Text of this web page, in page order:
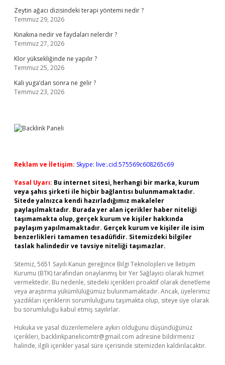
Zeytin ağacı dizisindeki terapi yöntemi nedir ?
Temmuz 29, 2026
Kınakına nedir ve faydaları nelerdir ?
Temmuz 27, 2026
Klor yüksekliğinde ne yapılır ?
Temmuz 25, 2026
Kali yuga’dan sonra ne gelir ?
Temmuz 23, 2026
Reklam ve İletişim: Skype: live:.cid.575569c608265c69
Yasal Uyarı: Bu internet sitesi, herhangi bir marka, kurum
veya şahıs şirketi ile hiçbir bağlantısı bulunmamaktadır.
Sitede yalnızca kendi hazırladığımız makaleler
paylaşılmaktadır. Burada yer alan içerikler haber niteliği
taşımamakta olup, gerçek kurum ve kişiler hakkında
paylaşım yapılmamaktadır. Gerçek kurum ve kişiler ile isim
benzerlikleri tamamen tesadüfidir. Sitemizdeki bilgiler
taslak halindedir ve tavsiye niteliği taşımazlar.
Sitemiz, 5651 Sayılı Kanun gereğince Bilgi Teknolojileri ve İletişim
Kurumu (BTK) tarafından onaylanmış bir Yer Sağlayıcı olarak hizmet
vermektedir. Bu nedenle, sitedeki içerikleri proaktif olarak denetleme
veya araştırma yükümlülüğümüz bulunmamaktadır. Ancak, üyelerimiz
yazdıkları içeriklerin sorumluluğunu taşımakta olup, siteye üye olarak
bu sorumluluğu kabul etmiş sayılırlar.
Hukuka ve yasal düzenlemelere aykırı olduğunu düşündüğünüz
içerikleri, backlinkpanelicomtr@gmail.com adresine bildirmeniz
halinde, ilgili içerikler yasal süre içerisinde sitemizden kaldırılacaktır.